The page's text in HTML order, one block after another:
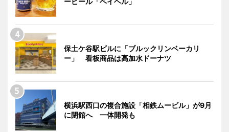
保土ケ谷駅ビルに「ブルックリンベーカリ
ー」 看板商品は高加水ドーナツ
横浜駅西口の複合施設「相鉄ムービル」が9月
に閉館へ 一体開発も